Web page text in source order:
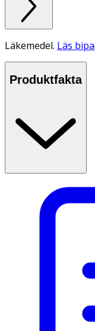
Läkemedel. Läs
Produktfakta